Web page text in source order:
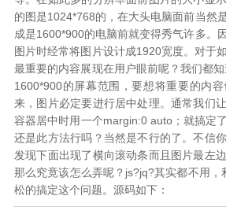
的图是1024*768的，在大头电脑面前当然
成是1600*900的电脑前就变得秀气许多。
图片时经常将图片设计成1920宽度。对于
最重要的内容展现在用户眼前呢？我们都
1600*900的屏幕范围，要想将重要的内
来，图片必定要进行居中处理。通常我们
容器居中时用一个margin:0 auto；就搞定
还是此方法行吗？当然是不行的了。不信
发现下面出现了横向滚动条而且图片最左
那么究竟该怎么弄呢？js?jq?其实都不用，
松的搞定这个问题。源码如下：